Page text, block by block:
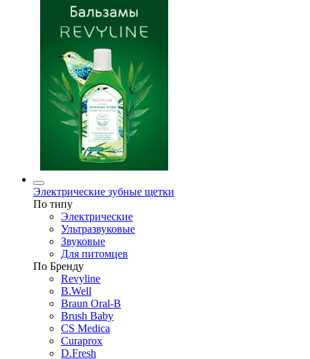
Электрические зубные щетки
По типу
Электрические
Ультразвуковые
Звуковые
Для питомцев
По Бренду
Revyline
B.Well
Braun Oral-B
Brush Baby
CS Medica
Curaprox
D.Fresh